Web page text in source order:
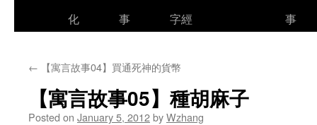
化
事
字經
事
← 【寓言故事04】買通死神的貨幣
【寓言故事05】種胡麻子
Posted on January 5, 2012byWzhang